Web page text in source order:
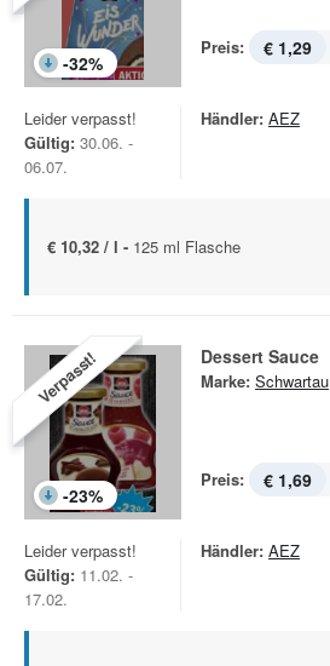
-32%
Preis: € 1,29
Leider verpasst!
Gültig: 30.06. -
06.07.
Händler: AEZ
€ 10,32 / l - 125 ml Flasche
Verpasst!
-23%
Dessert Sauce
Marke: Schwartau
Preis: € 1,69
Leider verpasst!
Gültig: 11.02. -
17.02.
Händler: AEZ